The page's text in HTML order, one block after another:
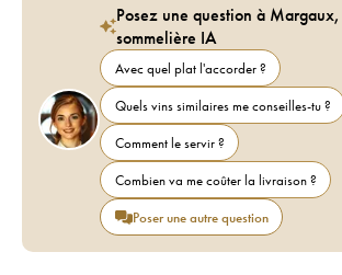
Posez une question à
sommelière IA
Avec quel plat l'accorder ?
Quels vins similaires me conseilles-tu ?
Comment le servir ?
Combien va me coûter la livraison ?
Poser une autre question